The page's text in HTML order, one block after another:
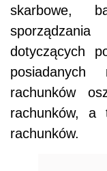
skarbowe,
dotyczących
posiadanych
rachunków
rachunków, a
rachunków.